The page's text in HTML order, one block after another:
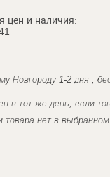
цен и наличия:
Новгороду 1-2 дня ,
в тот же день, если
товара нет в